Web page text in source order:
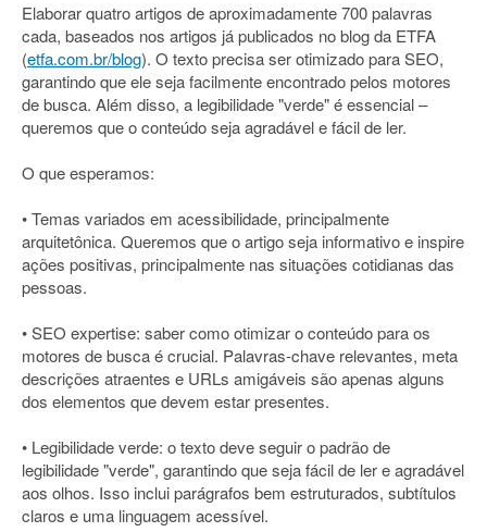
Elaborar quatro artigos de aproximadamente 700 palavras
cada, baseados nos artigos já publicados no blog da ETFA
(etfa.com.br/blog). O texto precisa ser otimizado para SEO,
garantindo que ele seja facilmente encontrado pelos motores
de busca. Além disso, a legibilidade "verde" é essencial –
queremos que o conteúdo seja agradável e fácil de ler.
O que esperamos:
• Temas variados em acessibilidade, principalmente
arquitetônica. Queremos que o artigo seja informativo e inspire
ações positivas, principalmente nas situações cotidianas das
pessoas.
• SEO expertise: saber como otimizar o conteúdo para os
motores de busca é crucial. Palavras-chave relevantes, meta
descrições atraentes e URLs amigáveis são apenas alguns
dos elementos que devem estar presentes.
• Legibilidade verde: o texto deve seguir o padrão de
legibilidade "verde", garantindo que seja fácil de ler e agradável
aos olhos. Isso inclui parágrafos bem estruturados, subtítulos
claros e uma linguagem acessível.